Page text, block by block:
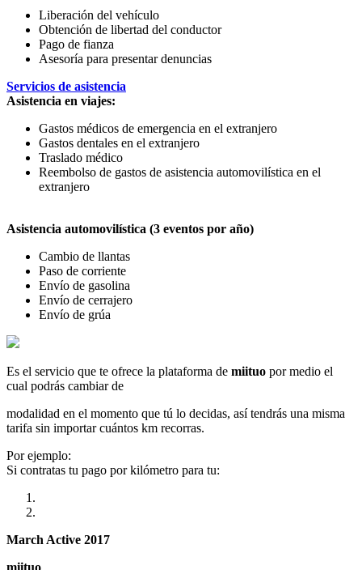
Liberación del vehículo
Obtención de libertad del conductor
Pago de fianza
Asesoría para presentar denuncias
Servicios de asistencia
Asistencia en viajes:
Gastos médicos de emergencia en el extranjero
Gastos dentales en el extranjero
Traslado médico
Reembolso de gastos de asistencia automovilística en el
extranjero
Asistencia automovilística (3 eventos por año)
Cambio de llantas
Paso de corriente
Envío de gasolina
Envío de cerrajero
Envío de grúa
Es el servicio que te ofrece la plataforma de miituo por medio el
cual podrás cambiar de
modalidad en el momento que tú lo decidas, así tendrás una misma
tarifa sin importar cuántos km recorras.
Por ejemplo:
Si contratas tu pago por kilómetro para tu:
March Active 2017
miituo